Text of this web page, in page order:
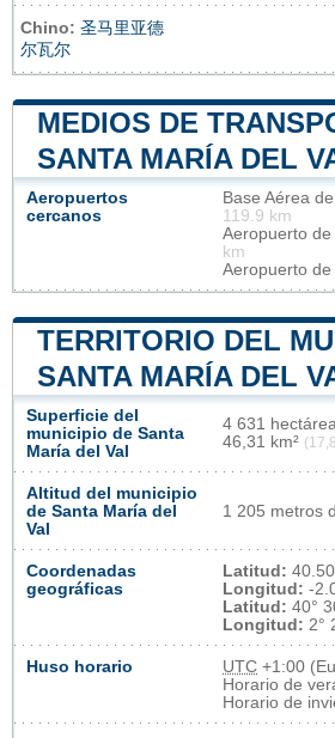
Chino: 圣马里亚德
尔瓦尔
MEDIOS DE
SANTA MARÍA DEL
Aeropuertos
cercanos
Base Aérea
119.9 km
Aeropuerto
km
Aeropuerto
TERRITORIO DEL
SANTA MARÍA DEL
Superficie del
municipio de Santa
María del Val
4 631
46,31 km²
Altitud del municipio
de Santa María del
Val
1 205 metros
Coordenadas
geográficas
Latitud:
Longitud: -
Latitud: 40°
Longitud: 2°
Huso horario UTC +1:00
Horario de
Horario de